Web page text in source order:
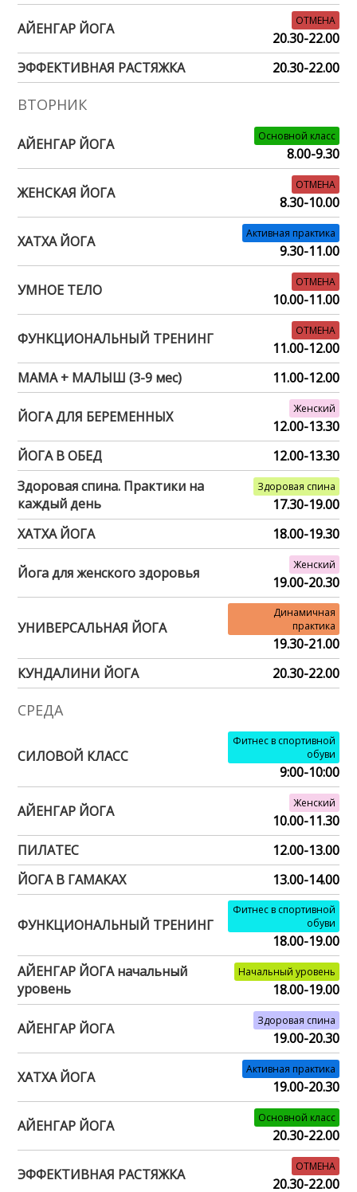
АЙЕНГАР ЙОГА ОТМЕНА
20.30-22.00
ЭФФЕКТИВНАЯ РАСТЯЖКА
20.30-22.00
ВТОРНИК
АЙЕНГАР ЙОГА Основной класс
8.00-9.30
ЖЕНСКАЯ ЙОГА ОТМЕНА
8.30-10.00
ХАТХА ЙОГА Активная практика
9.30-11.00
УМНОЕ ТЕЛО ОТМЕНА
10.00-11.00
ФУНКЦИОНАЛЬНЫЙ ТРЕНИНГ ОТМЕНА
11.00-12.00
МАМА + МАЛЫШ (3-9 мес)
11.00-12.00
ЙОГА ДЛЯ БЕРЕМЕННЫХ Женский
12.00-13.30
ЙОГА В ОБЕД
12.00-13.30
Здоровая спина. Практики на
каждый день
Здоровая спина
17.30-19.00
ХАТХА ЙОГА
18.00-19.30
Йога для женского здоровья Женский
19.00-20.30
УНИВЕРСАЛЬНАЯ ЙОГА
Динамичная
практика
19.30-21.00
КУНДАЛИНИ ЙОГА
20.30-22.00
СРЕДА
СИЛОВОЙ КЛАСС
Фитнес в спортивной
обуви
9:00-10:00
АЙЕНГАР ЙОГА Женский
10.00-11.30
ПИЛАТЕС
12.00-13.00
ЙОГА В ГАМАКАХ
13.00-14.00
ФУНКЦИОНАЛЬНЫЙ ТРЕНИНГ
Фитнес в спортивной
обуви
18.00-19.00
АЙЕНГАР ЙОГА начальный
уровень
Начальный уровень
18.00-19.00
АЙЕНГАР ЙОГА Здоровая спина
19.00-20.30
ХАТХА ЙОГА Активная практика
19.00-20.30
АЙЕНГАР ЙОГА Основной класс
20.30-22.00
ЭФФЕКТИВНАЯ РАСТЯЖКА ОТМЕНА
20.30-22.00